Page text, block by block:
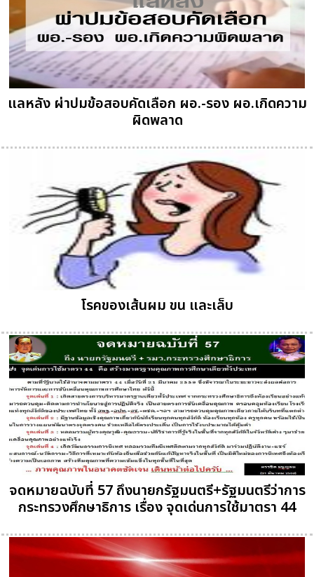
แลหลัง ผ่าปมข้อสอบคัดเลือก ผอ.-รอง ผอ.เกิดความ
ผิดพลาด
โรคของเส้นผม ขน และเล็บ
จดหมายฉบับที่ 57 ถึงนายกรัฐมนตรี+รัฐมนตรีว่าการ
กระทรวงศึกษาธิการ เรื่อง จุดเด่นการใช้มาตรา 44